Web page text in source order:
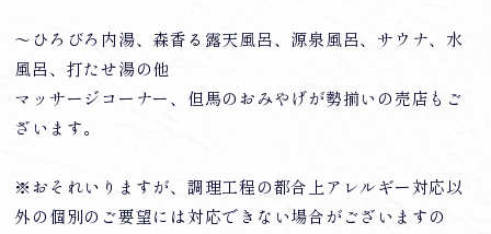
～ひろびろ内湯、森香る露天風呂、源泉風呂、サウナ、水
風呂、打たせ湯の他
マッサージコーナー、但馬のおみやげが勢揃いの売店もご
ざいます。
※おそれいりますが、調理工程の都合上アレルギー対応以
外の個別のご要望には対応できない場合がございますの